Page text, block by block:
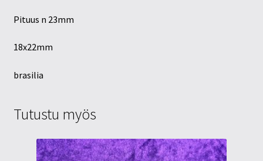
Pituus n 23mm
18x22mm
brasilia
Tutustu myös